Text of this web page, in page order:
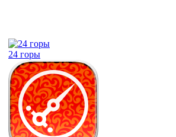
24 горы